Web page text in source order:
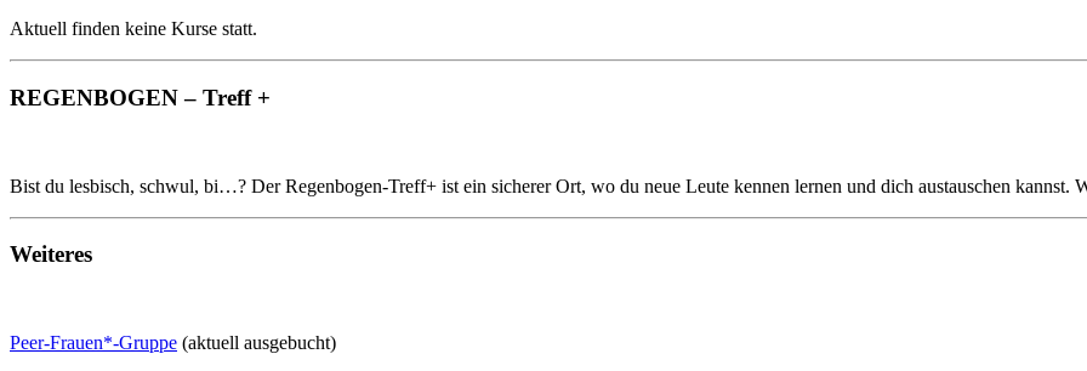
Aktuell finden keine Kurse statt.
REGENBOGEN – Treff +
Bist du lesbisch, schwul, bi…? Der Regenbogen-Treff+ ist ein sicherer Ort, wo du neue Leute kennen lernen und dich austauschen kannst.
Weiteres
Peer-Frauen*-Gruppe (aktuell ausgebucht)